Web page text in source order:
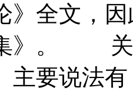
》全文，
集》。 关
主要说法